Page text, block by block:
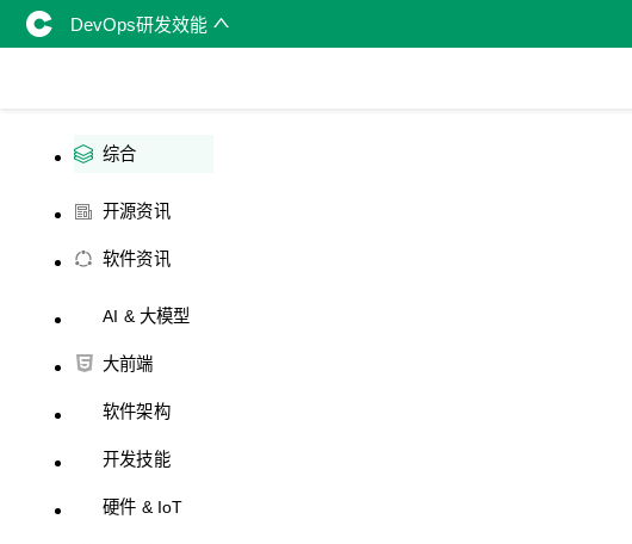
DevOps研发效能
综合
开源资讯
软件资讯
AI & 大模型
大前端
软件架构
开发技能
硬件 & IoT